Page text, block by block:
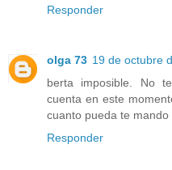
Responder
olga 73 19 de octubre
berta imposible. No
cuenta en este
cuanto pueda te
Responder